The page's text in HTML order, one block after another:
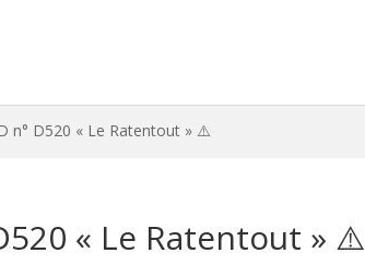
n° D520 « Le Ratentout » ⚠️
« Le Ratentout » ⚠️